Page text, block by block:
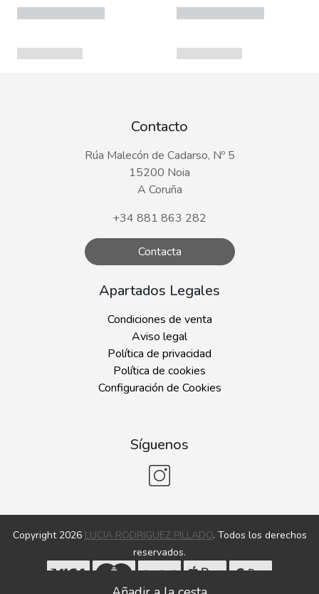
Contacto
Rúa Malecón de Cadarso, Nº 5
15200 Noia
A Coruña
+34 881 863 282
Contacta
Apartados Legales
Condiciones de venta
Aviso legal
Política de privacidad
Política de cookies
Configuración de Cookies
Síguenos
Copyright 2026 LUCIA RODRIGUEZ PILLADO. Todos los derechos
reservados.